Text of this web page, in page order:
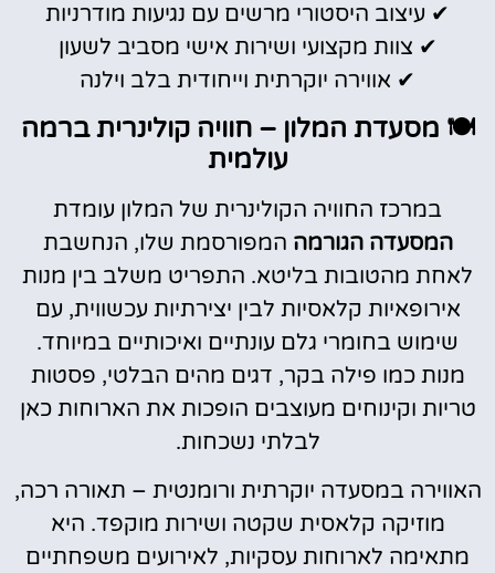
✔ עיצוב היסטורי מרשים עם נגיעות מודרניות
✔ צוות מקצועי ושירות אישי מסביב לשעון
✔ אווירה יוקרתית וייחודית בלב וילנה
🍽️ מסעדת המלון – חוויה קולינרית ברמה
עולמית
במרכז החוויה הקולינרית של המלון עומדת
המסעדה הגורמה המפורסמת שלו, הנחשבת
לאחת מהטובות בליטא. התפריט משלב בין מנות
אירופאיות קלאסיות לבין יצירתיות עכשווית, עם
שימוש בחומרי גלם עונתיים ואיכותיים במיוחד.
מנות כמו פילה בקר, דגים מהים הבלטי, פסטות
טריות וקינוחים מעוצבים הופכות את הארוחות כאן
לבלתי נשכחות.
האווירה במסעדה יוקרתית ורומנטית – תאורה רכה,
מוזיקה קלאסית שקטה ושירות מוקפד. היא
מתאימה לארוחות עסקיות, לאירועים משפחתיים